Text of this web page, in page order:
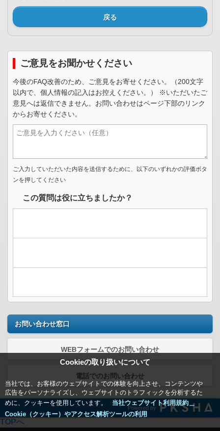
Cookieの取り扱いについて
当社では、お客様のウェブサイトでの体験を向上させ、コンテンツや
広告をパーソナライズし、ウェブサイトのトラフィックを分析するた
めに、クッキーを使用しています。
当社ウェブサイト利用規約＿
Cookie（クッキー）やアクセス解析ツールの利用
戻る
ご意見をお聞かせください
今後のFAQ改善のため、ご意見をお寄せください。（200文字
以内で、個人情報の記入はお控えください。） ※いただいたご
意見へは返信できません。お問い合わせはページ下部のリンク
からお寄せください。
ご入力していただいた内容を送信するために、以下のいずれかの評価ボタ
ンを押してください
この質問は役に立ちましたか？
お問い合わせ窓口
WEBフォームでのお問い合わせ
電話でのお問い合わせ
Powered by
TOPへ